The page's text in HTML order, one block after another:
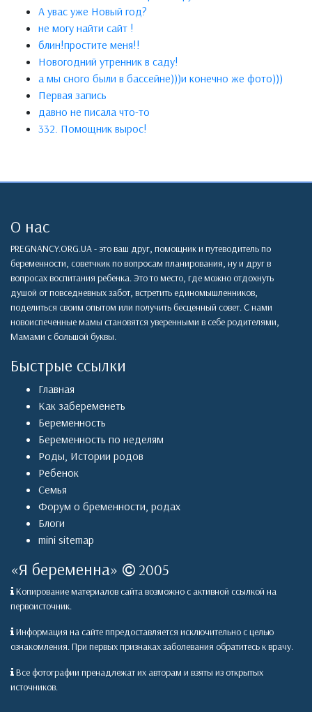
А увас уже Новый год?
не могу найти сайт !
блин!простите меня!!
Новогодний утренник в саду!
а мы сного были в бассейне)))и конечно же фото)))
Первая запись
давно не писала что-то
332. Помощник вырос!
О нас
PREGNANCY.ORG.UA - это ваш друг, помощник и путеводитель по
беременности, советчкик по вопросам планирования, ну и друг в
вопросах воспитания ребенка. Это то место, где можно отдохнуть
душой от повседневных забот, встретить единомышленников,
поделиться своим опытом или получить бесценный совет. С нами
новоиспеченные мамы становятся уверенными в себе родителями,
Мамами с большой буквы.
Быстрые ссылки
Главная
Как забеременеть
Беременность
Беременность по неделям
Роды, Истории родов
Ребенок
Семья
Форум о бременности, родах
Блоги
mini sitemap
«Я беременна» 2005
Копирование материалов сайта возможно с активной ссылкой на
первоисточник.
Информация на сайте ппредоставляется исключительно с целью
ознакомления. При первых признаках заболевания обратитесь к врачу.
Все фотографии пренадлежат их авторам и взяты из открытых
источников.